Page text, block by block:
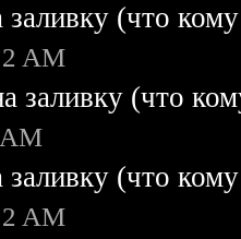
(что
AM
заливку (что
(что
AM